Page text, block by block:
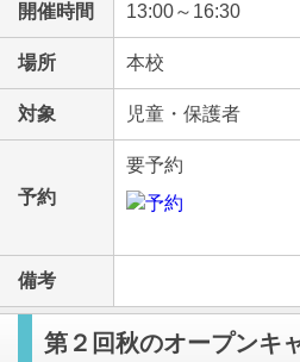
ブックマークした学校
開催時間 13:00～16:30
場所 本校
対象 児童・保護者
予約
要予約
備考
第２回秋のオープンキ